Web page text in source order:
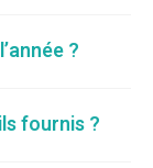
?
fournis ?